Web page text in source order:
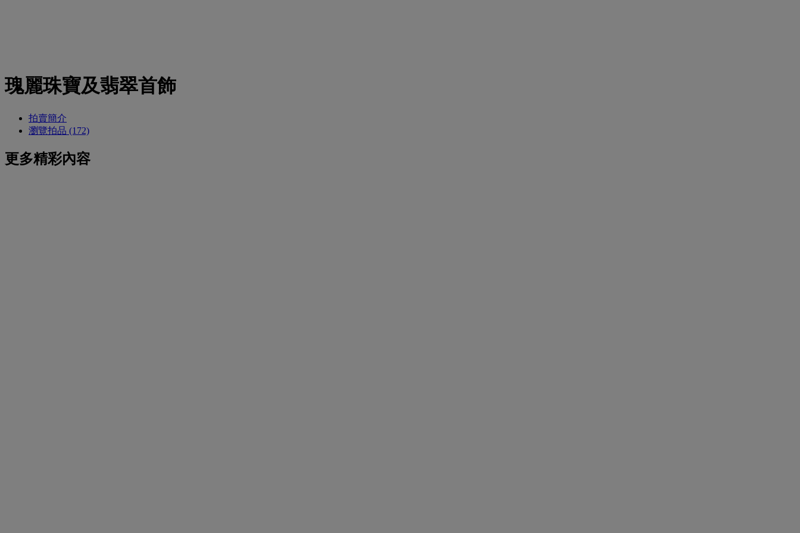
瑰麗珠寶及翡翠首飾
拍賣簡介
瀏覽拍品 (172)
更多精彩內容